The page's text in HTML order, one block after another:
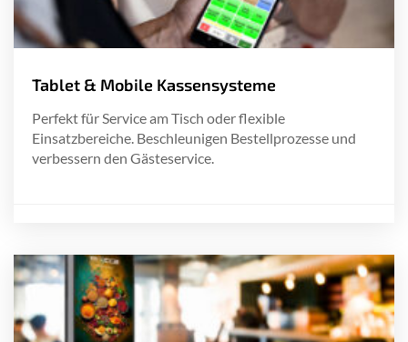
Tablet & Mobile Kassensysteme
Perfekt für Service am Tisch oder flexible
Einsatzbereiche. Beschleunigen Bestellprozesse und
verbessern den Gästeservice.